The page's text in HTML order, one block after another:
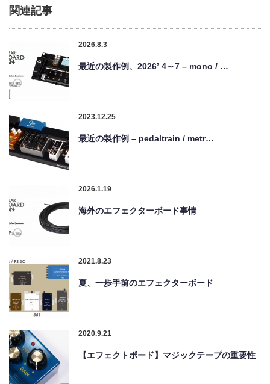
関連記事
2026.8.3
最近の製作例、2026’ 4～7 – mono / …
2023.12.25
最近の製作例 – pedaltrain / metr…
2026.1.19
海外のエフェクターボード事情
2021.8.23
夏、一歩手前のエフェクターボード
2020.9.21
【エフェクトボード】マジックテープの重要性